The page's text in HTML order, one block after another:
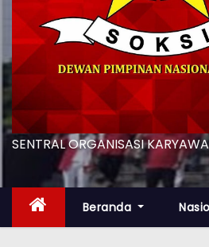
t
SENTRAL ORGANISASI
Beranda